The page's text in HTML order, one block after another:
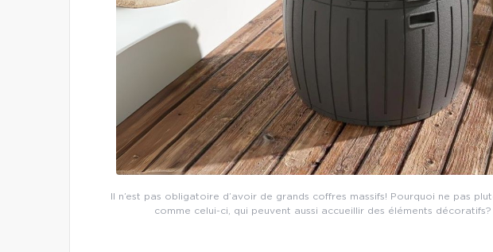
Il n’est pas obligatoire d’avoir de grands coffres massifs! Pourquoi ne pas
comme celui-ci, qui peuvent aussi accueillir des éléments